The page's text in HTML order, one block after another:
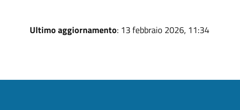
Ultimo aggiornamento: 13 febbraio 2026, 11:34